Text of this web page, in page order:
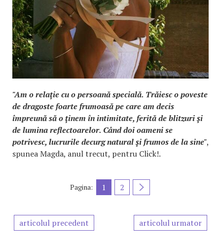
"Am o relaţie cu o persoană specială. Trăiesc o poveste
de dragoste foarte frumoasă pe care am decis
împreună să o ţinem în intimitate, ferită de blitzuri şi
de lumina reflectoarelor. Când doi oameni se
potrivesc, lucrurile decurg natural şi frumos de la sine",
spunea Magda, anul trecut, pentru Click!.
Pagina: 1 2
articolul precedent articolul urmator